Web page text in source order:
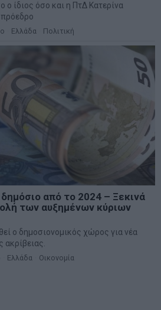
ο ίδιος όσο και η ΠτΔ Κατερίνα
Ελλάδα Πολιτική
από το 2024 – Ξεκινά
των αυξημένων κύριων
ο δημοσιονομικός χώρος για νέα
ακρίβειας.
Ελλάδα Οικονομία